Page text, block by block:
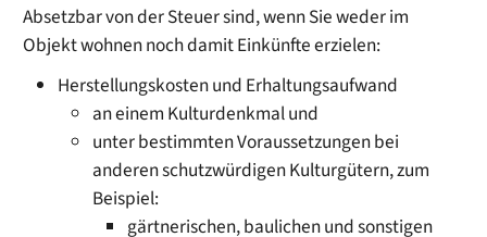
Absetzbar von der Steuer sind, wenn Sie weder im
Objekt wohnen noch damit Einkünfte erzielen:
Herstellungskosten und Erhaltungsaufwand
an einem Kulturdenkmal und
unter bestimmten Voraussetzungen bei
anderen schutzwürdigen Kulturgütern, zum
Beispiel:
gärtnerischen, baulichen und sonstigen